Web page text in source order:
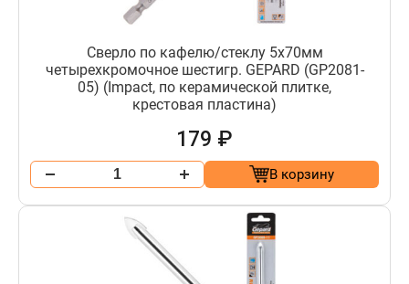
Сверло по кафелю/стеклу 5х70мм
четырехкромочное шестигр. GEPARD (GP2081-
05) (Impact, по керамической плитке,
крестовая пластина)
179 ₽
В корзину